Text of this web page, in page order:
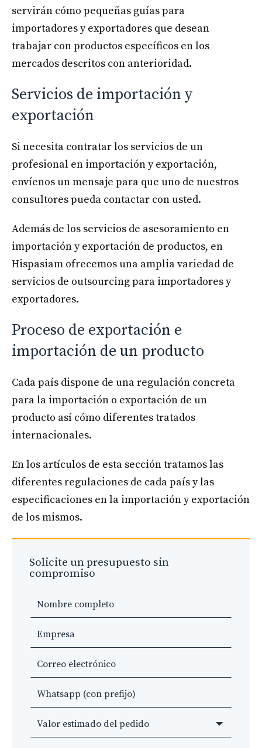
servirán cómo pequeñas guías para
importadores y exportadores que desean
trabajar con productos específicos en los
mercados descritos con anterioridad.
Servicios de importación y
exportación
Si necesita contratar los servicios de un
profesional en importación y exportación,
envíenos un mensaje para que uno de nuestros
consultores pueda contactar con usted.
Además de los servicios de asesoramiento en
importación y exportación de productos, en
Hispasiam ofrecemos una amplia variedad de
servicios de outsourcing para importadores y
exportadores.
Proceso de exportación e
importación de un producto
Cada país dispone de una regulación concreta
para la importación o exportación de un
producto así cómo diferentes tratados
internacionales.
En los artículos de esta sección tratamos las
diferentes regulaciones de cada país y las
especificaciones en la importación y exportación
de los mismos.
Solicite un presupuesto sin
compromiso
this
field
blank